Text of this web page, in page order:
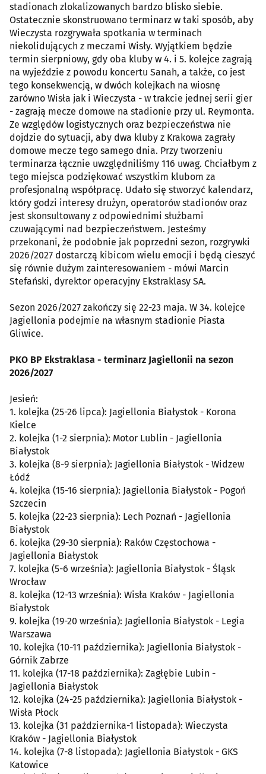
stadionach zlokalizowanych bardzo blisko siebie.
Ostatecznie skonstruowano terminarz w taki sposób, aby
Wieczysta rozgrywała spotkania w terminach
niekolidujących z meczami Wisły. Wyjątkiem będzie
termin sierpniowy, gdy oba kluby w 4. i 5. kolejce zagrają
na wyjeździe z powodu koncertu Sanah, a także, co jest
tego konsekwencją, w dwóch kolejkach na wiosnę
zarówno Wisła jak i Wieczysta - w trakcie jednej serii gier
- zagrają mecze domowe na stadionie przy ul. Reymonta.
Ze względów logistycznych oraz bezpieczeństwa nie
dojdzie do sytuacji, aby dwa kluby z Krakowa zagrały
domowe mecze tego samego dnia. Przy tworzeniu
terminarza łącznie uwzględniliśmy 116 uwag. Chciałbym z
tego miejsca podziękować wszystkim klubom za
profesjonalną współpracę. Udało się stworzyć kalendarz,
który godzi interesy drużyn, operatorów stadionów oraz
jest skonsultowany z odpowiednimi służbami
czuwającymi nad bezpieczeństwem. Jesteśmy
przekonani, że podobnie jak poprzedni sezon, rozgrywki
2026/2027 dostarczą kibicom wielu emocji i będą cieszyć
się równie dużym zainteresowaniem - mówi Marcin
Stefański, dyrektor operacyjny Ekstraklasy SA.
Sezon 2026/2027 zakończy się 22-23 maja. W 34. kolejce
Jagiellonia podejmie na własnym stadionie Piasta
Gliwice.
PKO BP Ekstraklasa - terminarz Jagiellonii na sezon
2026/2027
Jesień:
1. kolejka (25-26 lipca): Jagiellonia Białystok - Korona
Kielce
2. kolejka (1-2 sierpnia): Motor Lublin - Jagiellonia
Białystok
3. kolejka (8-9 sierpnia): Jagiellonia Białystok - Widzew
Łódź
4. kolejka (15-16 sierpnia): Jagiellonia Białystok - Pogoń
Szczecin
5. kolejka (22-23 sierpnia): Lech Poznań - Jagiellonia
Białystok
6. kolejka (29-30 sierpnia): Raków Częstochowa -
Jagiellonia Białystok
7. kolejka (5-6 września): Jagiellonia Białystok - Śląsk
Wrocław
8. kolejka (12-13 września): Wisła Kraków - Jagiellonia
Białystok
9. kolejka (19-20 września): Jagiellonia Białystok - Legia
Warszawa
10. kolejka (10-11 października): Jagiellonia Białystok -
Górnik Zabrze
11. kolejka (17-18 października): Zagłębie Lubin -
Jagiellonia Białystok
12. kolejka (24-25 października): Jagiellonia Białystok -
Wisła Płock
13. kolejka (31 października-1 listopada): Wieczysta
Kraków - Jagiellonia Białystok
14. kolejka (7-8 listopada): Jagiellonia Białystok - GKS
Katowice